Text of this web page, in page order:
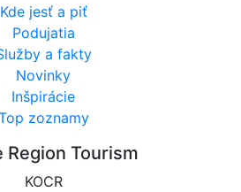
Kde jesť a piť
Podujatia
a fakty
Novinky
Inšpirácie
zoznamy
Region Tourism
KOCR